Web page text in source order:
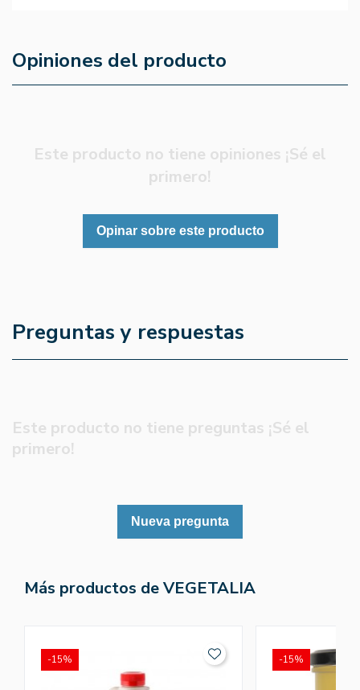
Opiniones del producto
Este producto no tiene opiniones ¡Sé el
primero!
Opinar sobre este producto
Preguntas y respuestas
Este producto no tiene preguntas ¡Sé el
primero!
Nueva pregunta
Más productos de VEGETALIA
-15% -15%